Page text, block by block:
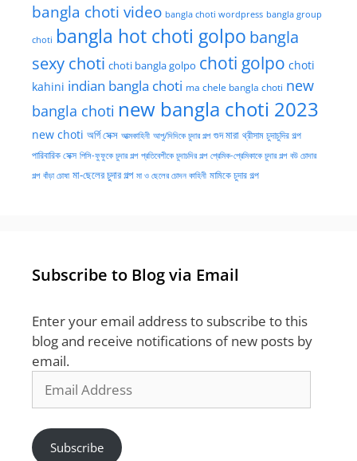
bangla choti video bangla choti wordpress bangla group
choti bangla hot choti golpo bangla
sexy choti choti bangla golpo choti golpo choti
kahini indian bangla choti ma chele bangla choti new
bangla choti new bangla choti 2023
new choti অর্গি সেক্স আত্মকাহিনী আপু/দিদিকে চুদার গল্প গুদ মারা থ্রীসাম চুদাচুদির গল্প
পারিবারিক সেক্স পিসি-ফুফুকে চুদার গল্প প্রতিবেশীকে চুদাচদির গল্প প্রেমিক-প্রেমিকাকে চুদার গল্প বউ চোদার
গল্প বাঁড়া চোষা মা-ছেলের চুদার গল্প মা ও ছেলের চোদন কাহিনী মামিকে চুদার গল্প
Subscribe to Blog via Email
Enter your email address to subscribe to this
blog and receive notifications of new posts by
email.
Address
Subscribe